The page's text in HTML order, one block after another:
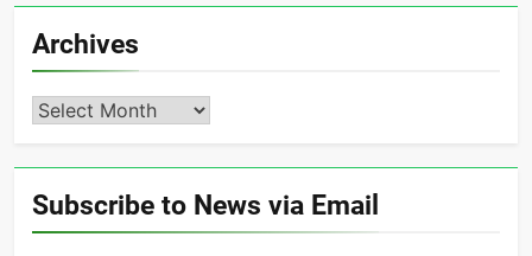
Archives
Archives
Subscribe to News via Email